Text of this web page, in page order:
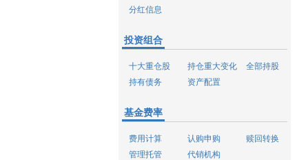
分红信息
投资组合
十大重仓股 持仓重大变化
全部持股
持有债务
资产配置
基金费率
费用计算 认购申购
赎回转换
管理托管
代销机构